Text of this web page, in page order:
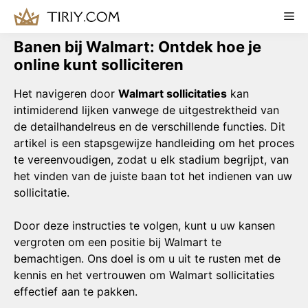
content
Banen bij Walmart: Ontdek hoe je
online kunt solliciteren
Het navigeren door Walmart sollicitaties kan
intimiderend lijken vanwege de uitgestrektheid van
de detailhandelreus en de verschillende functies. Dit
artikel is een stapsgewijze handleiding om het proces
te vereenvoudigen, zodat u elk stadium begrijpt, van
het vinden van de juiste baan tot het indienen van uw
sollicitatie.
Door deze instructies te volgen, kunt u uw kansen
vergroten om een positie bij Walmart te
bemachtigen. Ons doel is om u uit te rusten met de
kennis en het vertrouwen om Walmart sollicitaties
effectief aan te pakken.